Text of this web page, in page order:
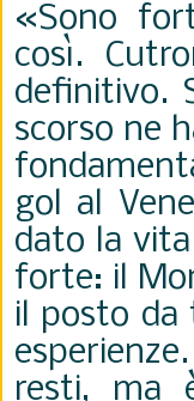
«Sono
così.
definitivo.
scorso ne
gol al
dato la
forte: il
il posto da
esperienze.
resti, ma